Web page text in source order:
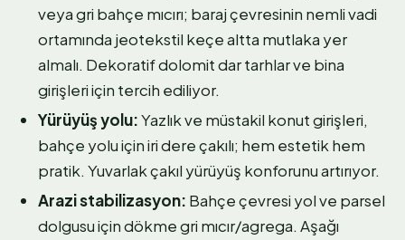
veya gri bahçe mıcırı; baraj çevresinin nemli vadi
ortamında jeotekstil keçe altta mutlaka yer
almalı. Dekoratif dolomit dar tarhlar ve bina
girişleri için tercih ediliyor.
Yürüyüş yolu:Yazlık ve müstakil konut girişleri,
bahçe yolu için iri dere çakılı; hem estetik hem
pratik. Yuvarlak çakıl yürüyüş konforunu artırıyor.
Arazi stabilizasyon: Bahçe çevresi yol ve parsel
dolgusu için dökme gri mıcır/agrega. Aşağı